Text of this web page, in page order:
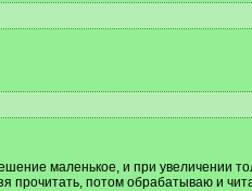
маленькое, и при увеличении
прочитать, потом обрабатываю и